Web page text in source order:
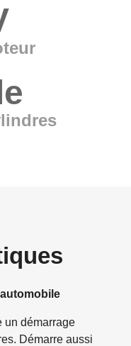
un démarrage
Démarre aussi